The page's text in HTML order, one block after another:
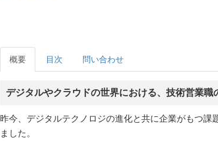
概要 目次 問い合わせ
デジタルやクラウドの世界における、技術営業職
昨今、デジタルテクノロジの進化と共に企業がもつ
ました。